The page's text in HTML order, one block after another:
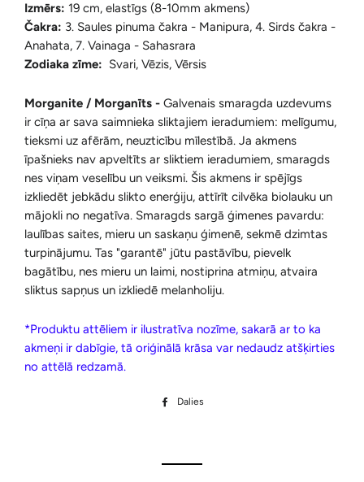
Izmērs: 19 cm, elastīgs (8-10mm akmens)
Čakra: 3. Saules pinuma čakra - Manipura, 4. Sirds čakra -
Anahata, 7. Vainaga - Sahasrara
Zodiaka zīme: Svari, Vēzis, Vērsis
Morganite / Morganīts - Galvenais smaragda uzdevums
ir cīņa ar sava saimnieka sliktajiem ieradumiem: melīgumu,
tieksmi uz afērām, neuzticību mīlestībā. Ja akmens
īpašnieks nav apveltīts ar sliktiem ieradumiem, smaragds
nes viņam veselību un veiksmi. Šis akmens ir spējīgs
izkliedēt jebkādu slikto enerģiju, attīrīt cilvēka biolauku un
mājokli no negatīva. Smaragds sargā ģimenes pavardu:
laulības saites, mieru un saskaņu ģimenē, sekmē dzimtas
turpinājumu. Tas "garantē" jūtu pastāvību, pievelk
bagātību, nes mieru un laimi, nostiprina atmiņu, atvaira
sliktus sapņus un izkliedē melanholiju.
*Produktu attēliem ir ilustratīva nozīme, sakarā ar to ka
akmeņi ir dabīgie, tā oriģinālā krāsa var nedaudz atšķirties
no attēlā redzamā.
Dalies